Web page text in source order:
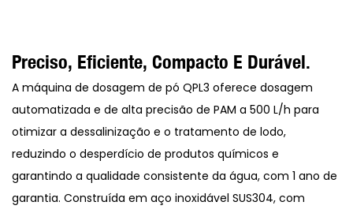
Preciso, Eficiente, Compacto E Durável.
A máquina de dosagem de pó QPL3 oferece dosagem
automatizada e de alta precisão de PAM a 500 L/h para
otimizar a dessalinização e o tratamento de lodo,
reduzindo o desperdício de produtos químicos e
garantindo a qualidade consistente da água, com 1 ano de
garantia. Construída em aço inoxidável SUS304, com